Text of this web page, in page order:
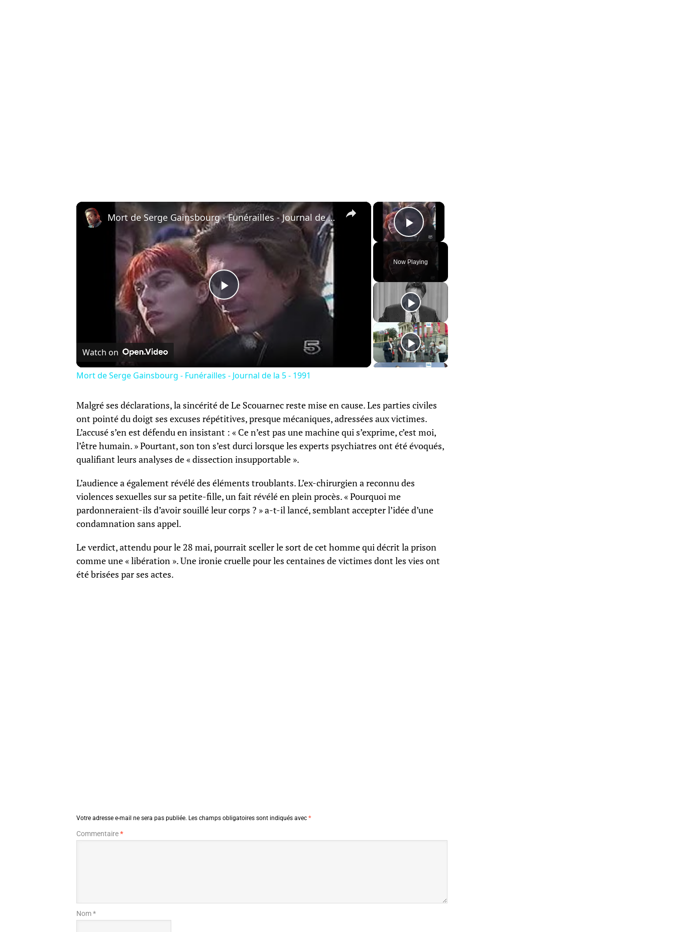
×
Play Video
Now Playing
×
Play
Video
Mort de Serge Gainsbourg - Funérailles - Journal de la 5 - 1991
Watch on
Mort de Serge Gainsbourg - Funérailles - Journal de la 5 - 1991
Malgré ses déclarations, la sincérité de Le Scouarnec reste mise en cause. Les parties civiles
ont pointé du doigt ses excuses répétitives, presque mécaniques, adressées aux victimes.
L’accusé s’en est défendu en insistant : « Ce n’est pas une machine qui s’exprime, c’est moi,
l’être humain. » Pourtant, son ton s’est durci lorsque les experts psychiatres ont été évoqués,
qualifiant leurs analyses de « dissection insupportable ».
L’audience a également révélé des éléments troublants. L’ex-chirurgien a reconnu des
violences sexuelles sur sa petite-fille, un fait révélé en plein procès. « Pourquoi me
pardonneraient-ils d’avoir souillé leur corps ? » a-t-il lancé, semblant accepter l’idée d’une
condamnation sans appel.
Le verdict, attendu pour le 28 mai, pourrait sceller le sort de cet homme qui décrit la prison
comme une « libération ». Une ironie cruelle pour les centaines de victimes dont les vies ont
été brisées par ses actes.
Votre adresse e-mail ne sera pas publiée. Les champs obligatoires sont indiqués avec *
Commentaire*
Nom *